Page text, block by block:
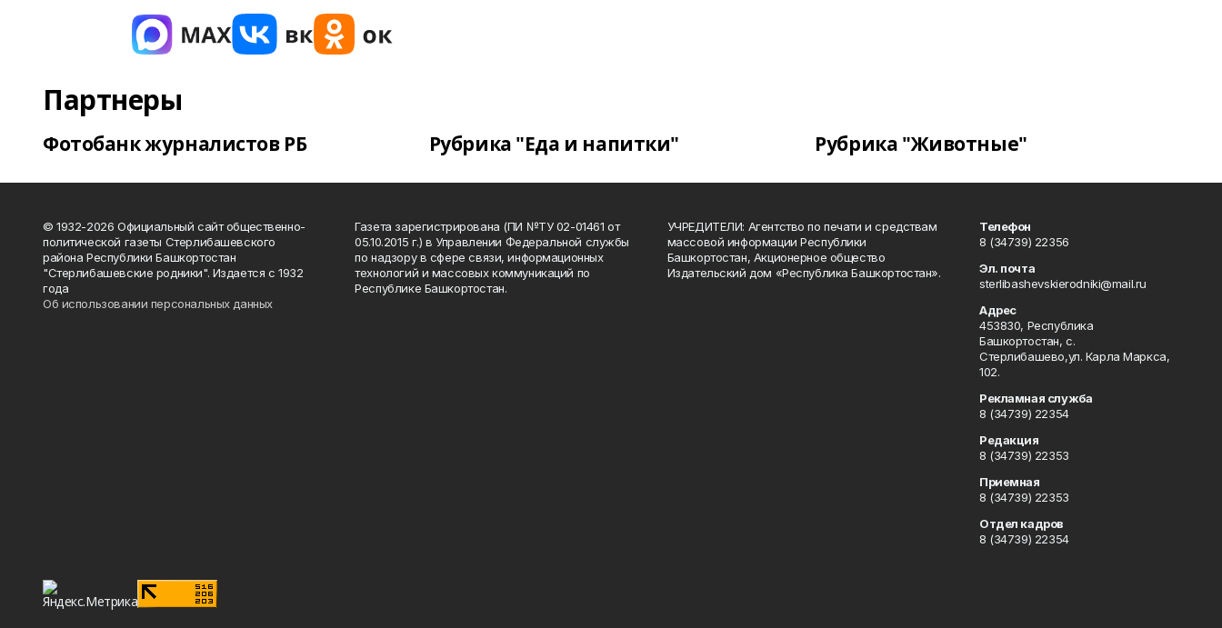
Партнеры
Фотобанк журналистов РБ Рубрика "Еда и напитки" Рубрика "Животные"
© 1932-2026 Официальный сайт общественно-
политической газеты Стерлибашевского
района Республики Башкортостан
"Стерлибашевские родники". Издается с 1932
года
Об использовании персональных данных
Газета зарегистрирована (ПИ №ТУ 02-01461 от
05.10.2015 г.) в Управлении Федеральной службы
по надзору в сфере связи, информационных
технологий и массовых коммуникаций по
Республике Башкортостан.
УЧРЕДИТЕЛИ: Агентство по печати и средствам
массовой информации Республики
Башкортостан, Акционерное общество
Издательский дом «Республика Башкортостан».
Телефон
8 (34739) 22356
Эл. почта
sterlibashevskierodniki@mail.ru
Адрес
453830, Республика
Башкортостан, c.
Стерлибашево,ул. Карла Маркса,
102.
Рекламная служба
8 (34739) 22354
Редакция
8 (34739) 22353
Приемная
8 (34739) 22353
Отдел кадров
8 (34739) 22354